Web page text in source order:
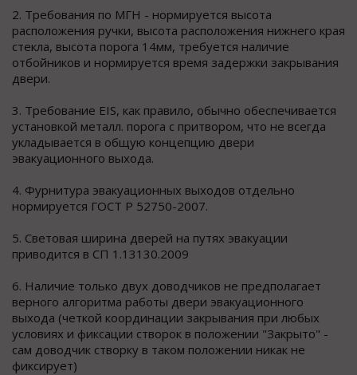
2. Требования по МГН - нормируется высота
расположения ручки, высота расположения нижнего края
стекла, высота порога 14мм, требуется наличие
отбойников и нормируется время задержки закрывания
двери.
3. Требование EIS, как правило, обычно обеспечивается
установкой металл. порога с притвором, что не всегда
укладывается в общую концепцию двери
эвакуационного выхода.
4. Фурнитура эвакуационных выходов отдельно
нормируется ГОСТ Р 52750-2007.
5. Световая ширина дверей на путях эвакуации
приводится в СП 1.13130.2009
6. Наличие только двух доводчиков не предполагает
верного алгоритма работы двери эвакуационного
выхода (четкой координации закрывания при любых
условиях и фиксации створок в положении "Закрыто" -
сам доводчик створку в таком положении никак не
фиксирует)